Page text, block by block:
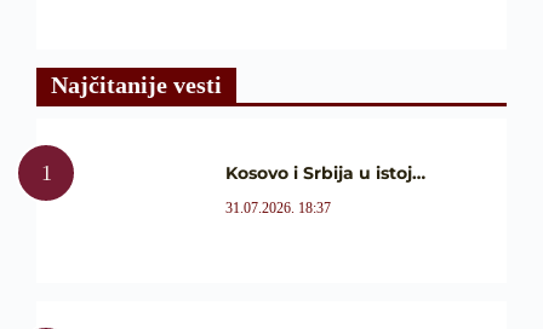
Najčitanije vesti
Kosovo i Srbija u istoj…
31.07.2026. 18:37